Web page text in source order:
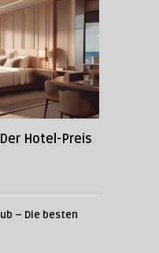
Hotel-Preis
– Die besten